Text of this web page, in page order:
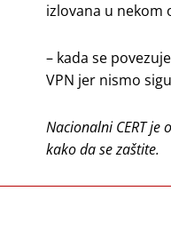
izlovana u nekom
– kada se
VPN jer nismo
Nacionalni CERT je
kako da se zaštite.